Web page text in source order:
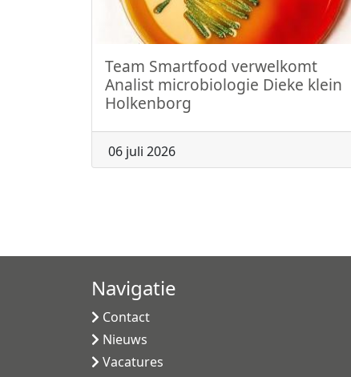
Team Smartfood verwelkomt
Analist microbiologie Dieke klein
Holkenborg
06 juli 2026
Navigatie
Contact
Nieuws
Vacatures